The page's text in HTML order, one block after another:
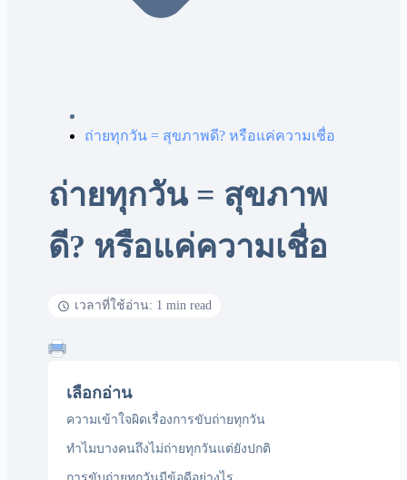
ถ่ายทุกวัน = สุขภาพดี? หรือแค่ความเชื่อ
ถ่ายทุกวัน = สุขภาพ
ดี? หรือแค่ความเชื่อ
เวลาที่ใช้อ่าน: 1 min read
เลือกอ่าน
ความเข้าใจผิดเรื่องการขับถ่ายทุกวัน
ทำไมบางคนถึงไม่ถ่ายทุกวันแต่ยังปกติ